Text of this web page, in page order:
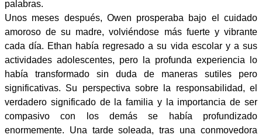
palabras.
Unos meses después, Owen prosperaba bajo el cuidado
amoroso de su madre, volviéndose más fuerte y vibrante
cada día. Ethan había regresado a su vida escolar y a sus
actividades adolescentes, pero la profunda experiencia lo
había transformado sin duda de maneras sutiles pero
significativas. Su perspectiva sobre la responsabilidad, el
verdadero significado de la familia y la importancia de ser
compasivo con los demás se había profundizado
enormemente. Una tarde soleada, tras una conmovedora